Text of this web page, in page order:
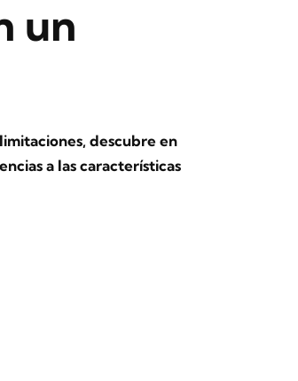
un
descubre en
a las características